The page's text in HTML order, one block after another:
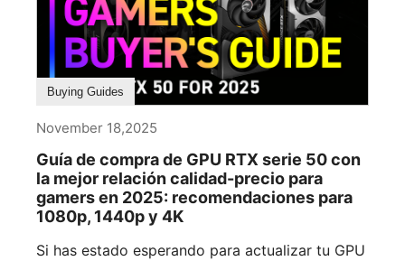
Buying Guides
November 18,2025
Guía de compra de GPU RTX serie 50 con
la mejor relación calidad-precio para
gamers en 2025: recomendaciones para
1080p, 1440p y 4K
Si has estado esperando para actualizar tu GPU